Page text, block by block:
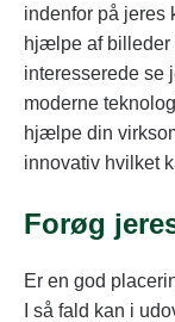
indenfor på jeres
hjælpe af billeder
interesserede se
moderne
hjælpe din
innovativ hvilket
Forøg
Er en god
I så fald kan i